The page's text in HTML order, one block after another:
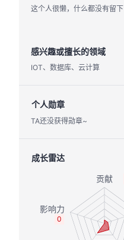
这个人很懒，什么都没有留下
感兴趣或擅长的领域
IOT、数据库、云计算
个人勋章
TA还没获得勋章~
成长雷达
0